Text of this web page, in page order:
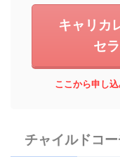
キャリカ
セ
ここから申し
チャイルドコ